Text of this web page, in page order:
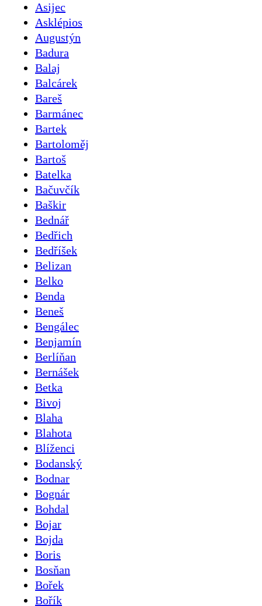
Asijec
Asklépios
Augustýn
Badura
Balaj
Balcárek
Bareš
Barmánec
Bartek
Bartoloměj
Bartoš
Batelka
Bačuvčík
Baškir
Bednář
Bedřich
Bedříšek
Belizan
Belko
Benda
Beneš
Bengálec
Benjamín
Berlíňan
Bernášek
Betka
Bivoj
Blaha
Blahota
Blíženci
Bodanský
Bodnar
Bognár
Bohdal
Bojar
Bojda
Boris
Bosňan
Bořek
Bořík